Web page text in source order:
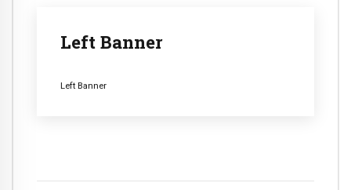
Left Banner
Left Banner